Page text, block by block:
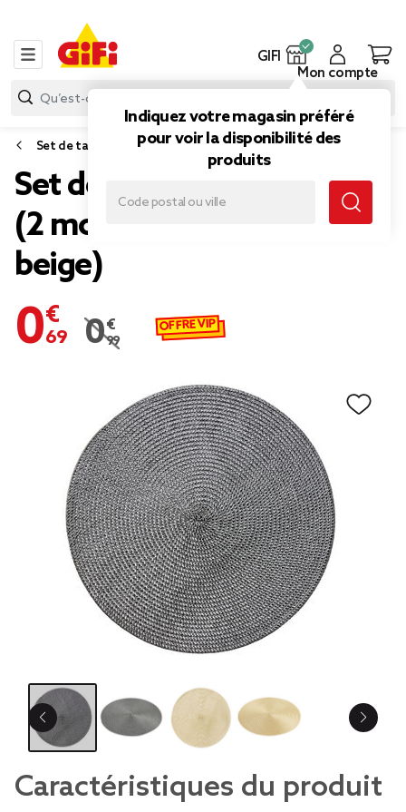
GIFI
Indiquez votre magasin préféré
pour voir la disponibilité des
produits
Mon compte
Set de table
Set de table rond Ø35cm
(2 modèles gris foncé ou
beige)
0,69 €
Prix remisé de 0,99 € à 0,69 €
0,99 € OFFRE VIP
Caractéristiques du produit